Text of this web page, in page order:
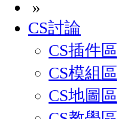
»
CS討論
CS插件區
CS模組區
CS地圖區